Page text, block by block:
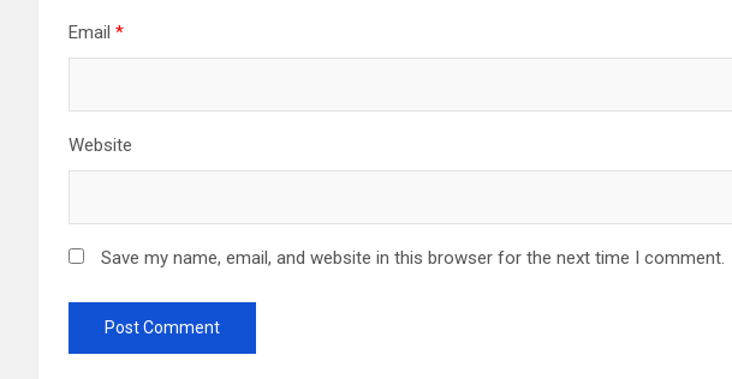
Email *
Website
Save my name, email, and website in this browser for the next time I comment.